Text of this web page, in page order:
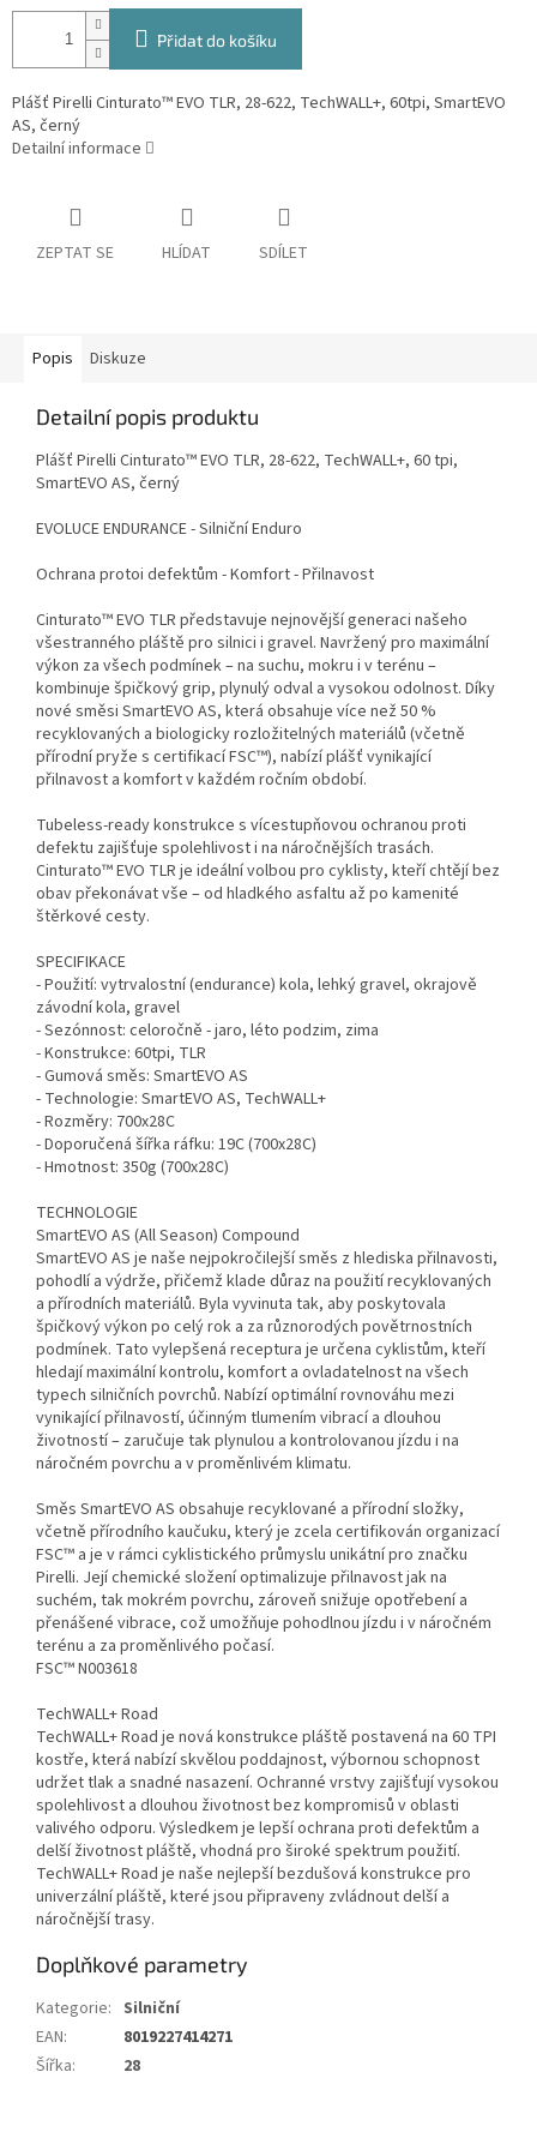
Přidat do košíku
Plášť Pirelli Cinturato™ EVO TLR, 28-622, TechWALL+, 60tpi, SmartEVO
AS, černý
Detailní informace
ZEPTAT SE HLÍDAT SDÍLET
Popis Diskuze
Detailní popis produktu
Plášť Pirelli Cinturato™ EVO TLR, 28-622, TechWALL+, 60 tpi,
SmartEVO AS, černý
EVOLUCE ENDURANCE - Silniční Enduro
Ochrana protoi defektům - Komfort - Přilnavost
Cinturato™ EVO TLR představuje nejnovější generaci našeho
všestranného pláště pro silnici i gravel. Navržený pro maximální
výkon za všech podmínek – na suchu, mokru i v terénu –
kombinuje špičkový grip, plynulý odval a vysokou odolnost. Díky
nové směsi SmartEVO AS, která obsahuje více než 50 %
recyklovaných a biologicky rozložitelných materiálů (včetně
přírodní pryže s certifikací FSC™), nabízí plášť vynikající
přilnavost a komfort v každém ročním období.
Tubeless-ready konstrukce s vícestupňovou ochranou proti
defektu zajišťuje spolehlivost i na náročnějších trasách.
Cinturato™ EVO TLR je ideální volbou pro cyklisty, kteří chtějí bez
obav překonávat vše – od hladkého asfaltu až po kamenité
štěrkové cesty.
SPECIFIKACE
- Použití: vytrvalostní (endurance) kola, lehký gravel, okrajově
závodní kola, gravel
- Sezónnost: celoročně - jaro, léto podzim, zima
- Konstrukce: 60tpi, TLR
- Gumová směs: SmartEVO AS
- Technologie: SmartEVO AS, TechWALL+
- Rozměry: 700x28C
- Doporučená šířka ráfku: 19C (700x28C)
- Hmotnost: 350g (700x28C)
TECHNOLOGIE
SmartEVO AS (All Season) Compound
SmartEVO AS je naše nejpokročilejší směs z hlediska přilnavosti,
pohodlí a výdrže, přičemž klade důraz na použití recyklovaných
a přírodních materiálů. Byla vyvinuta tak, aby poskytovala
špičkový výkon po celý rok a za různorodých povětrnostních
podmínek. Tato vylepšená receptura je určena cyklistům, kteří
hledají maximální kontrolu, komfort a ovladatelnost na všech
typech silničních povrchů. Nabízí optimální rovnováhu mezi
vynikající přilnavostí, účinným tlumením vibrací a dlouhou
životností – zaručuje tak plynulou a kontrolovanou jízdu i na
náročném povrchu a v proměnlivém klimatu.
Směs SmartEVO AS obsahuje recyklované a přírodní složky,
včetně přírodního kaučuku, který je zcela certifikován organizací
FSC™ a je v rámci cyklistického průmyslu unikátní pro značku
Pirelli. Její chemické složení optimalizuje přilnavost jak na
suchém, tak mokrém povrchu, zároveň snižuje opotřebení a
přenášené vibrace, což umožňuje pohodlnou jízdu i v náročném
terénu a za proměnlivého počasí.
FSC™ N003618
TechWALL+ Road
TechWALL+ Road je nová konstrukce pláště postavená na 60 TPI
kostře, která nabízí skvělou poddajnost, výbornou schopnost
udržet tlak a snadné nasazení. Ochranné vrstvy zajišťují vysokou
spolehlivost a dlouhou životnost bez kompromisů v oblasti
valivého odporu. Výsledkem je lepší ochrana proti defektům a
delší životnost pláště, vhodná pro široké spektrum použití.
TechWALL+ Road je naše nejlepší bezdušová konstrukce pro
univerzální pláště, které jsou připraveny zvládnout delší a
náročnější trasy.
Doplňkové parametry
Kategorie: Silniční
EAN:
8019227414271
Šířka: 28